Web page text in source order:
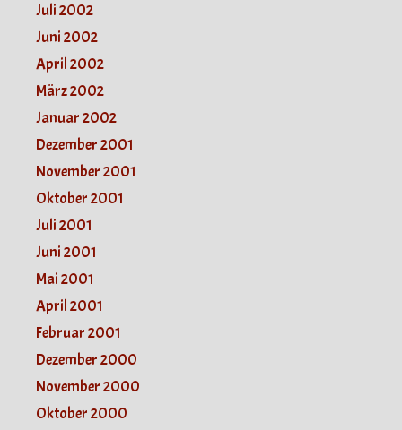
Juli 2002
Juni 2002
April 2002
März 2002
Januar 2002
Dezember 2001
November 2001
Oktober 2001
Juli 2001
Juni 2001
Mai 2001
April 2001
Februar 2001
Dezember 2000
November 2000
Oktober 2000